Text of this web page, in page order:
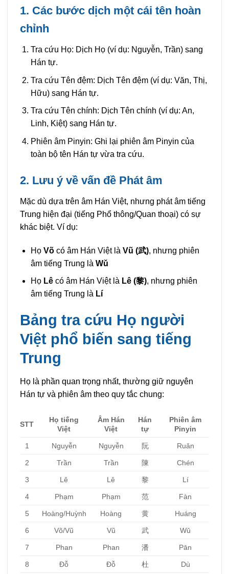
1. Các bước dịch một cái tên hoàn
chỉnh
Tra cứu Họ: Dịch Họ (ví dụ: Nguyễn, Trần) sang
Hán tự.
Tra cứu Tên đệm: Dịch Tên đệm (ví dụ: Văn, Thị,
Hữu) sang Hán tự.
Tra cứu Tên chính: Dịch Tên chính (ví dụ: An,
Linh, Kiệt) sang Hán tự.
Phiên âm Pinyin: Ghi lại phiên âm Pinyin của
toàn bộ tên Hán tự vừa tra cứu.
2. Lưu ý về vấn đề Phát âm
Mặc dù dựa trên âm Hán Việt, nhưng phát âm tiếng
Trung hiện đại (tiếng Phổ thông/Quan thoại) có sự
khác biệt. Ví dụ:
Họ Võcó âm Hán Việt là Vũ (武), nhưng phiên
âm tiếng Trung là Wǔ
Họ Lêcó âm Hán Việt là Lê (黎), nhưng phiên
âm tiếng Trung là Lí
Bảng tra cứu Họ người
Việt phổ biến sang tiếng
Trung
Họ là phần quan trọng nhất, thường giữ nguyên
Hán tự và phiên âm theo quy tắc chung:
STT
Họ tiếng
Việt
Âm Hán
Việt
Hán
tự
Phiên âm
Pinyin
1 Nguyễn Nguyễn 阮 Ruǎn
2 Trần Trần 陳 Chén
3 Lê Lê 黎 Lí
4 Phạm Phạm 范 Fàn
5 Hoàng/Huỳnh Hoàng 黄 Huáng
6 Võ/Vũ Vũ 武 Wǔ
7 Phan Phan 潘 Pān
8 Đỗ Đỗ 杜 Dù